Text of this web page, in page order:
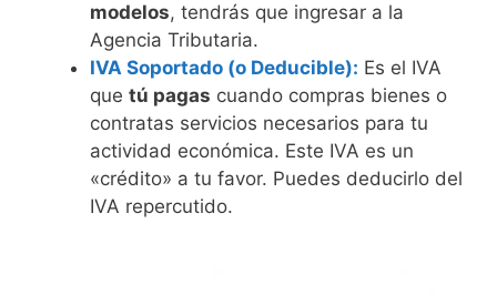
modelos, tendrás que ingresar a la
Agencia Tributaria.
IVA Soportado (o Deducible): Es el IVA
que tú pagas cuando compras bienes o
contratas servicios necesarios para tu
actividad económica. Este IVA es un
«crédito» a tu favor. Puedes deducirlo del
IVA repercutido.